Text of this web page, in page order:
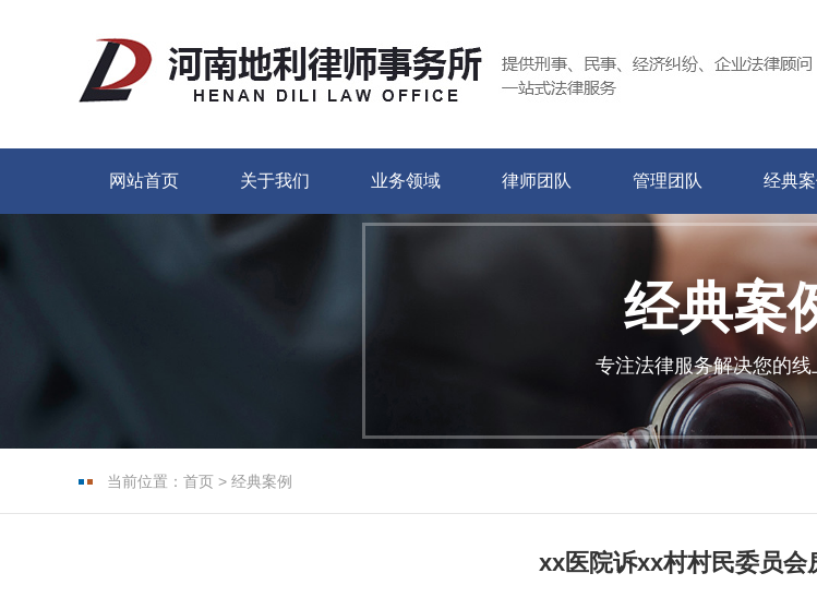
网站首页 关于我们 业务领域 律师团队 管理团队 经典案
经典案
专注法律服务解决您的线
当前位置： 首页 > 经典案例
xx医院诉xx村村民委员会